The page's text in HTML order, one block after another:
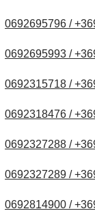
0692695796 /
0692695993 /
0692315718 /
0692318476 /
0692327288 /
0692327289 /
0692814900 /